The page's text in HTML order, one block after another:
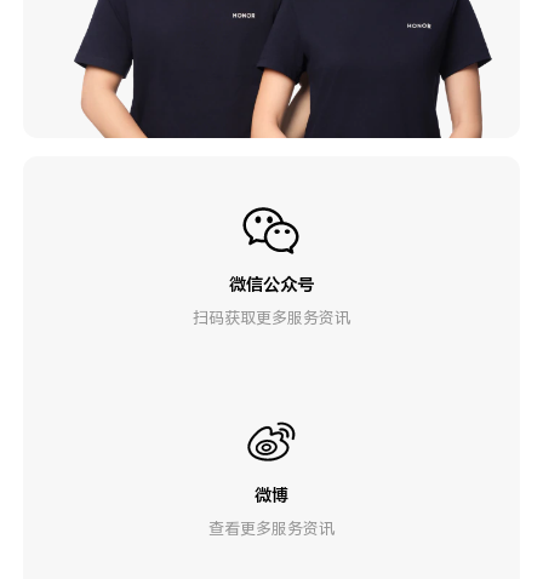
微信公众号
扫码获取更多服务资讯
微博
查看更多服务资讯